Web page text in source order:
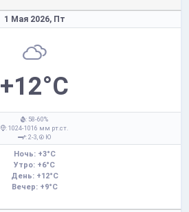
1 Мая 2026, Пт
+12°C
: 58-60%
: 1024-1016 мм рт.ст.
: 2-3,
Ю
Ночь: +3°C
Утро: +6°C
День: +12°C
Вечер: +9°C